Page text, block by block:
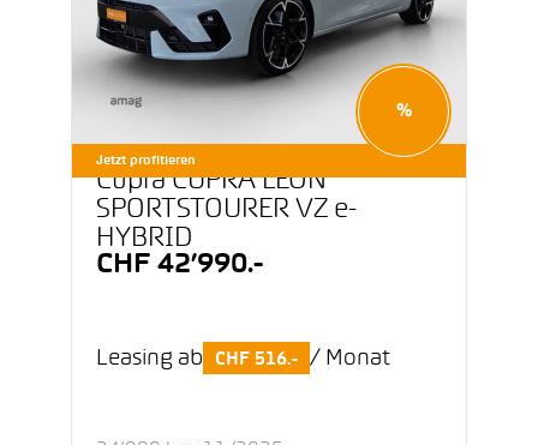
Jetzt profitieren
%
Cupra CUPRA LEON
SPORTSTOURER VZ e-
HYBRID
CHF 42’990.-
Leasing ab CHF 516.- / Monat